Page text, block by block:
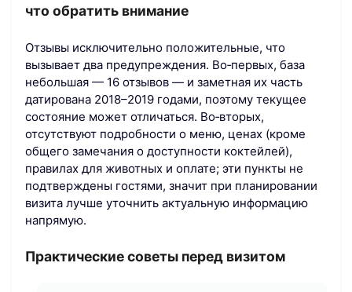
что обратить внимание
Отзывы исключительно положительные, что
вызывает два предупреждения. Во‑первых, база
небольшая — 16 отзывов — и заметная их часть
датирована 2018–2019 годами, поэтому текущее
состояние может отличаться. Во‑вторых,
отсутствуют подробности о меню, ценах (кроме
общего замечания о доступности коктейлей),
правилах для животных и оплате; эти пункты не
подтверждены гостями, значит при планировании
визита лучше уточнить актуальную информацию
напрямую.
Практические советы перед визитом